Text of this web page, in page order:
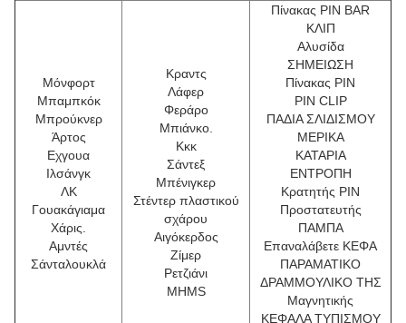
Μόνφορτ
Μπαμπκόκ
Μπρούκνερ
Άρτος
Εχγουα
Ιλσάνγκ
ΛΚ
Γουακάγιαμα
Χάρις.
Αμντές
Σάνταλουκλά
Κραντς
Λάφερ
Φεράρο
Μπιάνκο.
Κκκ
Σάντεξ
Μπένιγκερ
Στέντερ πλαστικού
σχάρου
Αιγόκερδος
Ζίμερ
Ρετζιάνι
MHMS
Πίνακας PIN BAR
ΚΛΙΠ
Αλυσίδα
ΣΗΜΕΙΩΣΗ
Πίνακας PIN
PIN CLIP
ΠΑΔΙΑ ΣΛΙΔΙΣΜΟΥ
ΜΕΡΙΚΑ
ΚΑΤΑΡΙΑ
ΕΝΤΡΟΠΗ
Κρατητής PIN
Προστατευτής
ΠΑΜΠΑ
Επαναλάβετε ΚΕΦΑ
ΠΑΡΑΜΑΤΙΚΟ
ΔΡΑΜΜΟΥΛΙΚΟ ΤΗΣ
Μαγνητικής
ΚΕΦΑΛΑ ΤΥΠΙΣΜΟΥ